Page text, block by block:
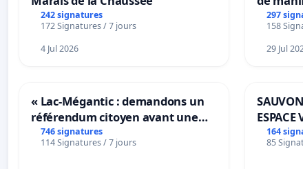
242 signatures
172 Signatures / 7 jours
4 Jul 2026
297
158
29 Jul
« Lac-Mégantic : demandons un
référendum citoyen avant une
transformation irréversible de
notre territoire »
746 signatures
114 Signatures / 7 jours
ESPACE
164
85